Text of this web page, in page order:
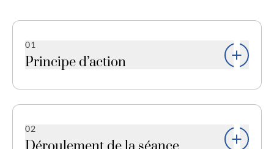
01
Principe d’action
corps diminue considérablement, la peau perd
de son élasticité et des rides apparaissent. Grâce
à l’acide L-polylactique injecté dans la peau, la
02